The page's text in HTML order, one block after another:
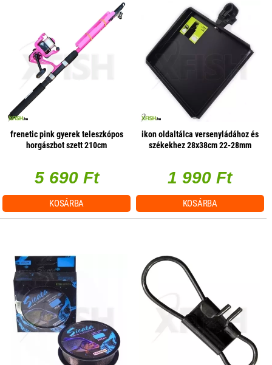
frenetic pink gyerek teleszkópos
horgászbot szett 210cm
5 690 Ft
KOSÁRBA
ikon oldaltálca versenyládához és
székekhez 28x38cm 22-28mm
1 990 Ft
KOSÁRBA